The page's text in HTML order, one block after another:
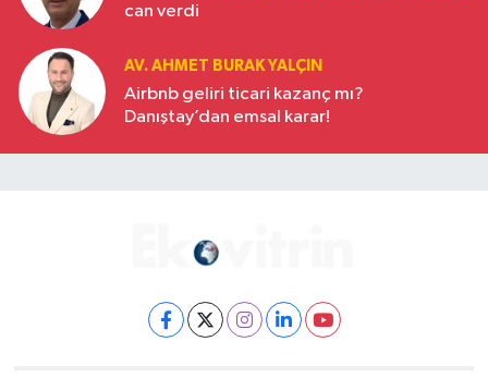
can verdi
AV. AHMET BURAK YALÇIN
Airbnb geliri ticari kazanç mı?
Danıştay’dan emsal karar!